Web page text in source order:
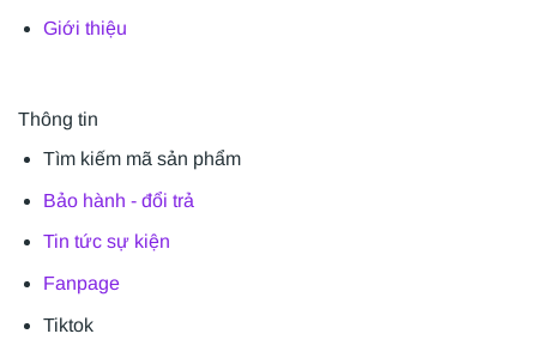
Giới thiệu
Thông tin
Tìm kiếm mã sản phẩm
Bảo hành - đổi trả
Tin tức sự kiện
Fanpage
Tiktok